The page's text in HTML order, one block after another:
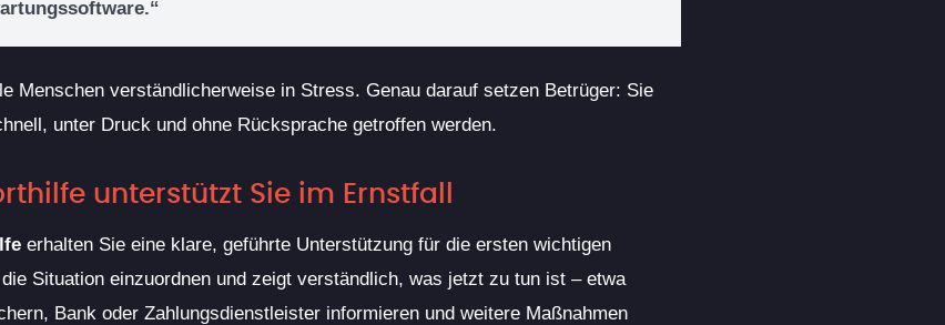
Menschen verständlicherweise in Stress. Genau darauf setzen Betrüger: Sie
unter Druck und ohne Rücksprache getroffen werden.
unterstützt Sie im Ernstfall
erhalten Sie eine klare, geführte Unterstützung für die ersten wichtigen
Situation einzuordnen und zeigt verständlich, was jetzt zu tun ist – etwa
Bank oder Zahlungsdienstleister informieren und weitere Maßnahmen